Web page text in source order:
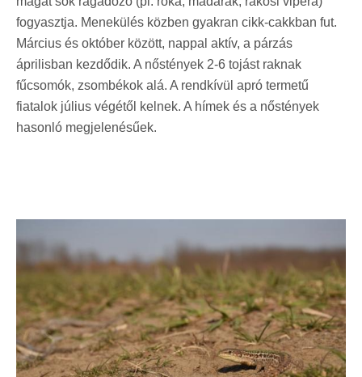
fogyasztja. Menekülés közben gyakran cikk-cakkban fut.
Március és október között, nappal aktív, a párzás
áprilisban kezdődik. A nőstények 2-6 tojást raknak
fűcsomók, zsombékok alá. A rendkívül apró termetű
fiatalok július végétől kelnek. A hímek és a nőstények
hasonló megjelenésűek.